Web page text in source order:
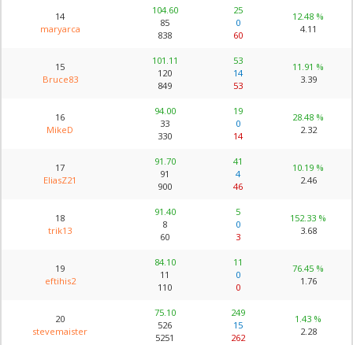
14
maryarca
104.60
85
838
25
0
60
12.48 %
4.11
15
Bruce83
101.11
120
849
53
14
53
11.91 %
3.39
16
MikeD
94.00
33
330
19
0
14
28.48 %
2.32
17
EliasZ21
91.70
91
900
41
4
46
10.19 %
2.46
18
trik13
91.40
8
60
5
0
3
152.33 %
3.68
19
eftihis2
84.10
11
110
11
0
0
76.45 %
1.76
20
stevemaister
75.10
526
5251
249
15
262
1.43 %
2.28